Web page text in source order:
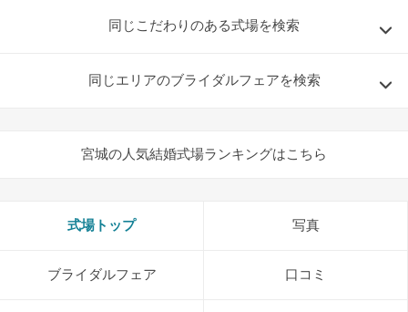
同じこだわりのある式場を検索
同じエリアのブライダルフェアを検索
宮城の人気結婚式場ランキングはこちら
式場トップ 写真
ブライダルフェア 口コミ